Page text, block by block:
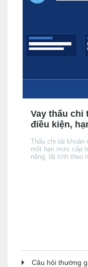
Vay thấu chi
điều kiện,
Thấu chi tài khoản
một hạn mức cấp
riêng, lãi tính theo
Câu hỏi thường